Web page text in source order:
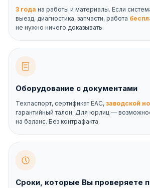
3 года на работы и материалы. Если
выезд, диагностика, запчасти, работа
не нужно ничего доказывать.
Оборудование с документами
Техпаспорт, сертификат ЕАС, заводской
гарантийный талон. Для юрлиц —
на баланс. Без контрафакта.
Сроки, которые Вы проверяете